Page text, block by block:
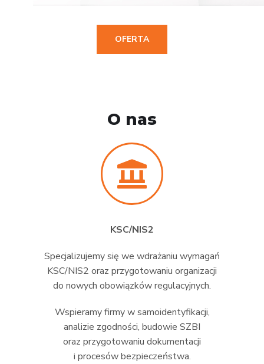
OFERTA
O nas
KSC/NIS2
Specjalizujemy się we wdrażaniu wymagań
KSC/NIS2 oraz przygotowaniu organizacji
do nowych obowiązków regulacyjnych.
Wspieramy firmy w samoidentyfikacji,
analizie zgodności, budowie SZBI
oraz przygotowaniu dokumentacji
i procesów bezpieczeństwa.